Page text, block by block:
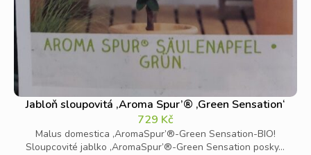
Jabloň sloupovitá ‚Aroma Spur’® ‚Green Sensation‘
729 Kč
Malus domestica ‚AromaSpur’®-Green Sensation-BIO!
Sloupcovité jablko ‚AromaSpur’®-Green Sensation posky...